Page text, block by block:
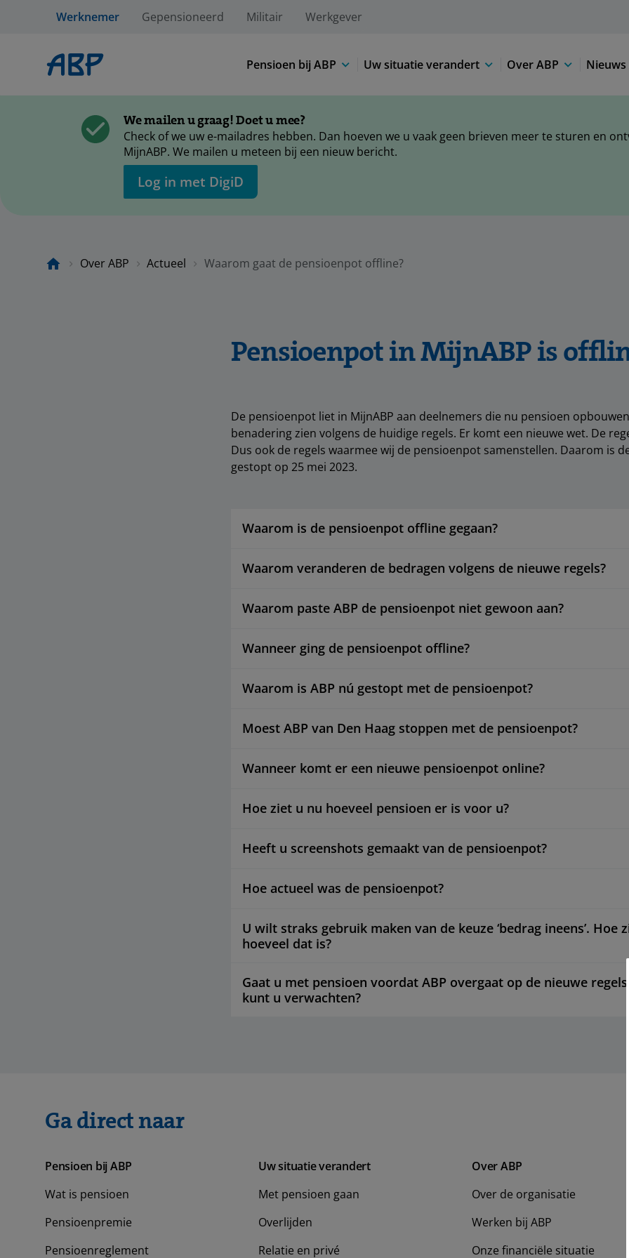
Werknemer Gepensioneerd Militair Werkgever
Pensioen bij ABP Uw situatie verandert Over ABP Nieuws
We mailen u graag! Doet u mee?
Check of we uw e-mailadres hebben. Dan hoeven we u vaak geen brieven meer te sturen en
MijnABP. We mailen u meteen bij een nieuw bericht.
Log in met DigiD
Over ABP Actueel Waarom gaat de pensioenpot offline?
Pensioenpot in MijnABP is
De pensioenpot liet in MijnABP aan deelnemers die nu pensioen
benadering zien volgens de huidige regels. Er komt een nieuwe wet. De
Dus ook de regels waarmee wij de pensioenpot samenstellen. Daarom is
gestopt op 25 mei 2023.
Waarom is de pensioenpot offline gegaan?
Waarom veranderen de bedragen volgens de nieuwe regels?
Waarom paste ABP de pensioenpot niet gewoon aan?
Wanneer ging de pensioenpot offline?
Waarom is ABP nú gestopt met de pensioenpot?
Moest ABP van Den Haag stoppen met de pensioenpot?
Wanneer komt er een nieuwe pensioenpot online?
Hoe ziet u nu hoeveel pensioen er is voor u?
Heeft u screenshots gemaakt van de pensioenpot?
Hoe actueel was de pensioenpot?
U wilt straks gebruik maken van de keuze ‘bedrag ineens’. Hoe
hoeveel dat is?
Gaat u met pensioen voordat ABP overgaat op de nieuwe regels?
kunt u verwachten?
Ga direct naar
Pensioen bij ABP
Wat is pensioen
Pensioenpremie
Pensioenreglement
Uw situatie verandert
Met pensioen gaan
Overlijden
Relatie en privé
Over ABP
Over de organisatie
Werken bij ABP
Onze financiële situatie